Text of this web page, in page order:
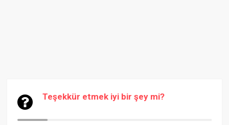
Teşekkür etmek iyi bir şey mi?